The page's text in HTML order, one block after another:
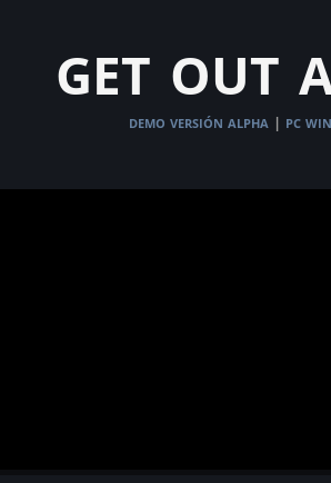
get out
demo versión alpha | pc